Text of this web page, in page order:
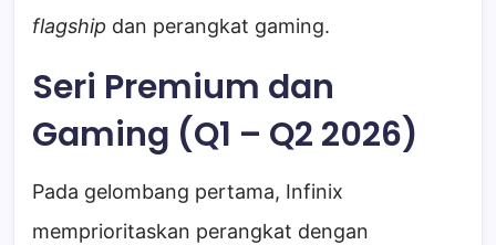
flagship dan perangkat gaming.
Seri Premium dan
Gaming (Q1 – Q2 2026)
Pada gelombang pertama, Infinix
memprioritaskan perangkat dengan